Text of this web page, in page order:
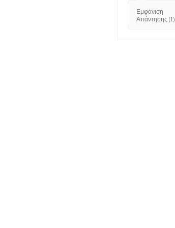
Εμφάνιση
Απάντησης (1)